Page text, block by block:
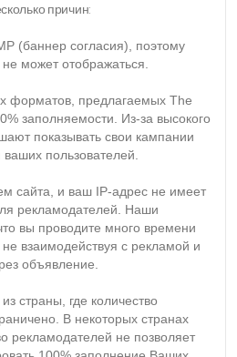
причин:
(баннер согласия), поэтому
может отображаться.
форматов, предлагаемых The
заполняемости. Из-за высокого
показывать свои кампании
пользователей.
сайта, и ваш IP-адрес не имеет
рекламодателей. Наши
вы проводите много времени
взаимодействуя с рекламой и
объявление.
страны, где количество
В некоторых странах
рекламодателей не позволяет